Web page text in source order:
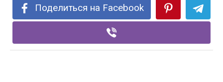
Поделиться на Facebook